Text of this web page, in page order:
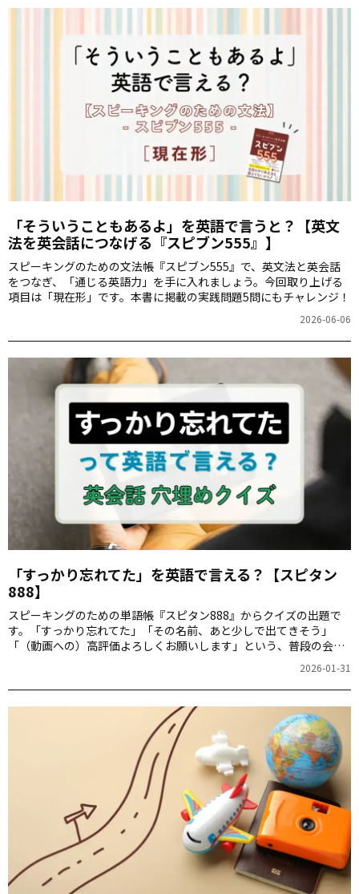
「そういうこともあるよ」を英語で言うと？【英文
法を英会話につなげる『スピブン555』】
スピーキングのための文法帳『スピブン555』で、英文法と英会話
をつなぎ、「通じる英語力」を手に入れましょう。今回取り上げる
項目は「現在形」です。本書に掲載の実践問題5問にもチャレンジ！
2026-06-06
「すっかり忘れてた」を英語で言える？【スピタン
888】
スピーキングのための単語帳『スピタン888』からクイズの出題で
す。「すっかり忘れてた」「その名前、あと少しで出てきそう」
「（動画への）高評価よろしくお願いします」という、普段の会話
でよく使う・よく聞く表現3つを英語で言えるか挑戦してみましょ
2026-01-31